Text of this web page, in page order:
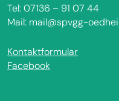
Tel: 07136 – 91 07 44
Mail: mail@spvgg-
Kontaktformular
Facebook